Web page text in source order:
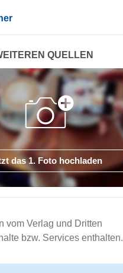
QUELLEN
das 1. Foto hochladen
vom Verlag und Dritten
bzw. Services enthalten.